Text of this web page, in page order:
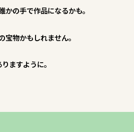
の手で作品になるかも。
物かもしれません。
ますように。